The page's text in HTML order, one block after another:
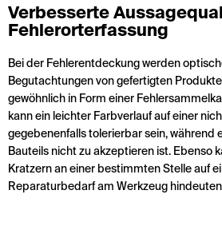
Verbesserte
Fehlerorterfassung
Bei der Fehlerentdeckung werden
Begutachtungen von gefertigten
gewöhnlich in Form einer
kann ein leichter Farbverlauf auf einer
gegebenenfalls tolerierbar sein, während
Bauteils nicht zu akzeptieren ist. Ebenso
Kratzern an einer bestimmten Stelle auf
Reparaturbedarf am Werkzeug